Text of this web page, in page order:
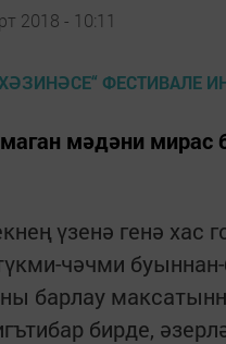
2018 - 10:11
мәдәни мирас
үзенә генә хас
чәчми буыннан-
барлау
бирде,